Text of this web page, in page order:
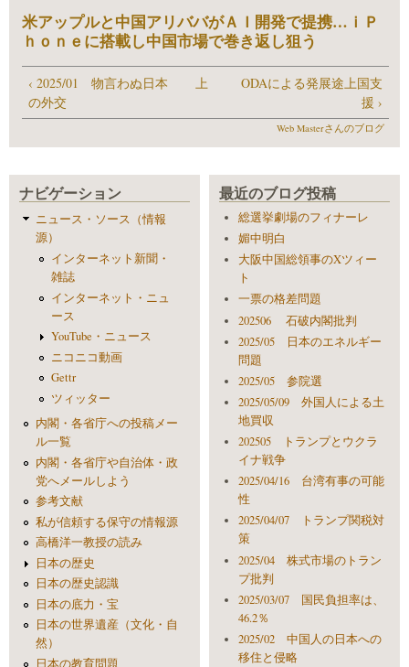
米アップルと中国アリババがＡＩ開発で提携…ｉＰ
ｈｏｎｅに搭載し中国市場で巻き返し狙う
‹ 2025/01 物言わぬ日本
の外交
上
ODAによる発展途上国支
援 ›
Web Masterさんのブログ
ナビゲーション
ニュース・ソース（情報
源）
インターネット新聞・
雑誌
インターネット・ニュ
ース
YouTube・ニュース
ニコニコ動画
Gettr
ツィッター
内閣・各省庁への投稿メー
ル一覧
内閣・各省庁や自治体・政
党へメールしよう
参考文献
私が信頼する保守の情報源
高橋洋一教授の読み
日本の歴史
日本の歴史認識
日本の底力・宝
日本の世界遺産（文化・自
然）
日本の教育問題
最近のブログ投稿
総選挙劇場のフィナーレ
媚中明白
大阪中国総領事のXツィー
ト
一票の格差問題
202506 石破内閣批判
2025/05 日本のエネルギー
問題
2025/05 参院選
2025/05/09 外国人による土
地買収
202505 トランプとウクラ
イナ戦争
2025/04/16 台湾有事の可能
性
2025/04/07 トランプ関税対
策
2025/04 株式市場のトラン
プ批判
2025/03/07 国民負担率は、
46.2％
2025/02 中国人の日本への
移住と侵略